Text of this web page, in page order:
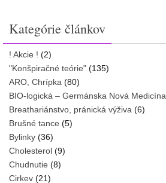
Kategórie článkov
! Akcie ! (2)
"Konšpiračné teórie" (135)
ARO, Chrípka (80)
BIO-logická – Germánska Nová Medicína
Breathariánstvo, pránická výživa (6)
Brušné tance (5)
Bylinky (36)
Cholesterol (9)
Chudnutie (8)
Cirkev (21)